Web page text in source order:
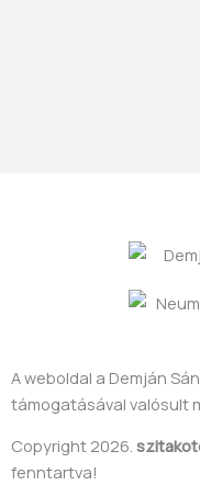
A weboldal a Demján
támogatásával valósult
Copyright 2026.
fenntartva!